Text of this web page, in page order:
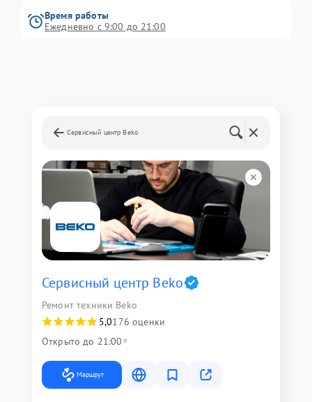
Время работы
Ежедневно с 9:00 до 21:00
Сервисный центр Beko
Сервисный центр Beko
Ремонт техники Beko
5,0176 оценки
Открыто до 21:00
Маршрут